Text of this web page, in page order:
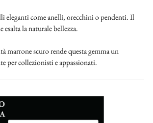
eleganti come anelli, orecchini o pendenti. Il
la naturale bellezza.
marrone scuro rende questa gemma un
per collezionisti e appassionati.